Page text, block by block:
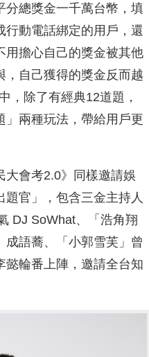
分總獎金一千萬台幣，填
行動電話綁定的用戶，還
用擔心自己的獎金被其他
，自己獲得的獎金反而越
，除了有經典12道題，
」兩種玩法，帶給用戶更
大會考2.0》同樣邀請娛
官」，包含三金主持人
DJ SoWhat、「浩角翔
成語蕎、「小郭雪芙」曾
懿輪番上陣，邀請全台知